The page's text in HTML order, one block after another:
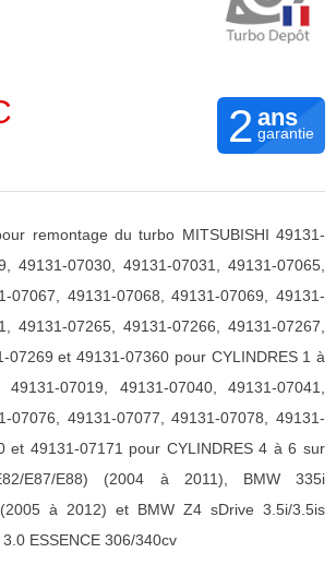
2 ans
garantie
remontage du turbo MITSUBISHI 49131-
49131-07030, 49131-07031, 49131-07065,
07067, 49131-07068, 49131-07069, 49131-
49131-07265, 49131-07266, 49131-07267,
07269 et 49131-07360 pour CYLINDRES 1 à
07019, 49131-07040, 49131-07041,
07076, 49131-07077, 49131-07078, 49131-
et 49131-07171 pour CYLINDRES 4 à 6 sur
E87/E88) (2004 à 2011), BMW 335i
(2005 à 2012) et BMW Z4 sDrive 3.5i/3.5is
ESSENCE 306/340cv